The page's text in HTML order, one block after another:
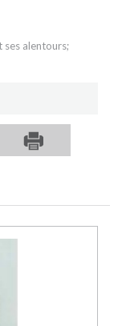
ses alentours;